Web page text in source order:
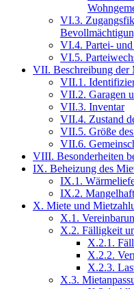
VI.3.
VI.4. Partei-
VI.5.
VII. Beschreibung der
VII.1.
VII.2. Garagen
VII.3. Inventar
VII.4. Zustand
VII.5. Größe
VII.6.
VIII. Besonderheiten
IX. Beheizung des
IX.1.
IX.2.
X. Miete und
X.1.
X.2. Fälligkeit
X.2.1.
X.2.2.
X.2.3.
X.3.